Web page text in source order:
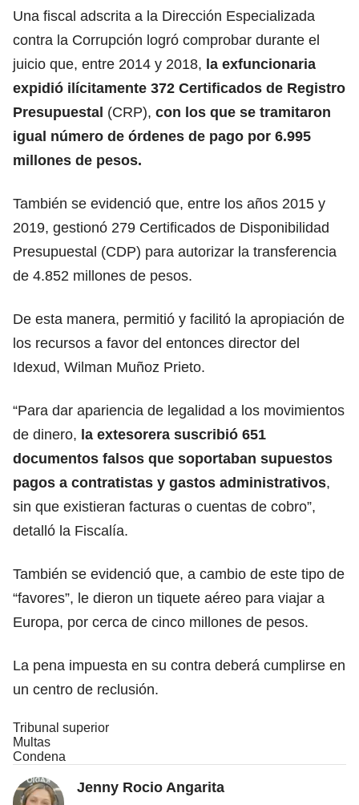
Una fiscal adscrita a la Dirección Especializada
contra la Corrupción logró comprobar durante el
juicio que, entre 2014 y 2018, la exfuncionaria
expidió ilícitamente 372 Certificados de Registro
Presupuestal (CRP), con los que se tramitaron
igual número de órdenes de pago por 6.995
millones de pesos.
También se evidenció que, entre los años 2015 y
2019, gestionó 279 Certificados de Disponibilidad
Presupuestal (CDP) para autorizar la transferencia
de 4.852 millones de pesos.
De esta manera, permitió y facilitó la apropiación de
los recursos a favor del entonces director del
Idexud, Wilman Muñoz Prieto.
“Para dar apariencia de legalidad a los movimientos
de dinero, la extesorera suscribió 651
documentos falsos que soportaban supuestos
pagos a contratistas y gastos administrativos,
sin que existieran facturas o cuentas de cobro”,
detalló la Fiscalía.
También se evidenció que, a cambio de este tipo de
“favores”, le dieron un tiquete aéreo para viajar a
Europa, por cerca de cinco millones de pesos.
La pena impuesta en su contra deberá cumplirse en
un centro de reclusión.
Tribunal superior
Multas
Condena
Jenny Rocio Angarita